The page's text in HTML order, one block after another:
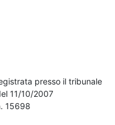
presso il tribunale
11/10/2007
15698